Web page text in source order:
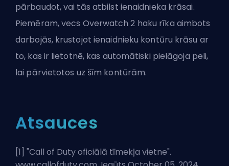
pārbaudot, vai tās atbilst ienaidnieka krāsai.
Piemēram, vecs Overwatch 2 haku rīka aimbots
darbojās, krustojot ienaidnieku kontūru krāsu ar
to, kas ir lietotnē, kas automātiski pielāgoja peli,
lai pārvietotos uz šīm kontūrām.
Atsauces
[1] "Call of Duty oficiālā tīmekļa vietne".